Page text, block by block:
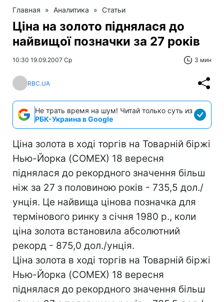
Главная » Аналитика » Статьи
Ціна на золото піднялася до
найвищої позначки за 27 років
10:30 19.09.2007 Ср 3 мин
RBC.UA
Не трать время на шум! Читай только суть из
РБК-Украина в Google
Ціна золота в ході торгів на Товарній біржі
Нью-Йорка (COMEX) 18 вересня
піднялася до рекордного значення більш
ніж за 27 з половиною років - 735,5 дол./
унція. Це найвища цінова позначка для
термінового ринку з січня 1980 р., коли
ціна золота встановила абсолютний
рекорд - 875,0 дол./унція.
Ціна золота в ході торгів на Товарній біржі
Нью-Йорка (COMEX) 18 вересня
піднялася до рекордного значення більш